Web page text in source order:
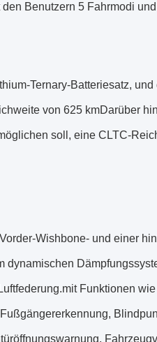
Benutzern 5 Fahrmodi
Ternary-Batteriesatz,
von 625 kmDarüber
soll, eine CLTC-
Wishbone- und einer
Funktionen wie